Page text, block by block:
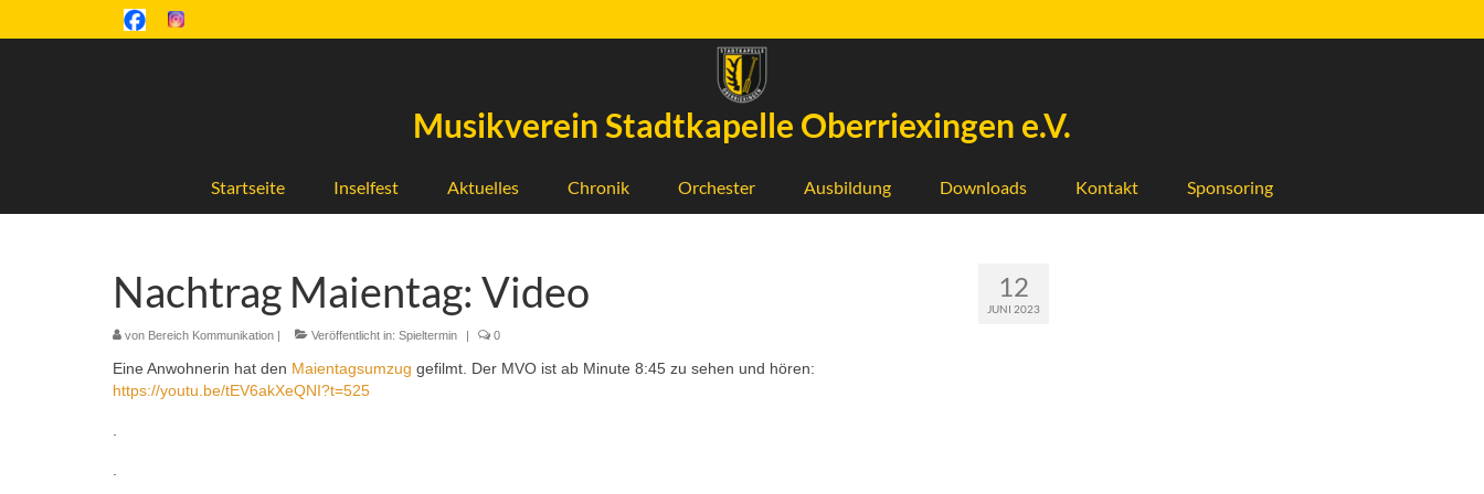
Musikverein Stadtkapelle Oberriexingen e.V.
Startseite Inselfest Aktuelles Chronik Orchester Ausbildung Downloads Kontakt Sponsoring
12
JUNI 2023
Nachtrag Maientag: Video
von Bereich Kommunikation | Veröffentlicht in: Spieltermin | 0
Eine Anwohnerin hat den Maientagsumzug gefilmt. Der MVO ist ab Minute 8:45 zu sehen und hören:
https://youtu.be/tEV6akXeQNI?t=525